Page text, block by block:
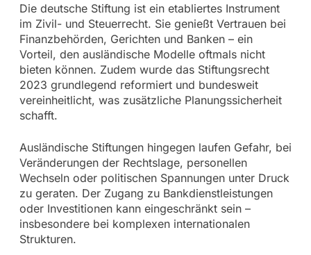
Die deutsche Stiftung ist ein etabliertes Instrument
im Zivil- und Steuerrecht. Sie genießt Vertrauen bei
Finanzbehörden, Gerichten und Banken – ein
Vorteil, den ausländische Modelle oftmals nicht
bieten können. Zudem wurde das Stiftungsrecht
2023 grundlegend reformiert und bundesweit
vereinheitlicht, was zusätzliche Planungssicherheit
schafft.
Ausländische Stiftungen hingegen laufen Gefahr, bei
Veränderungen der Rechtslage, personellen
Wechseln oder politischen Spannungen unter Druck
zu geraten. Der Zugang zu Bankdienstleistungen
oder Investitionen kann eingeschränkt sein –
insbesondere bei komplexen internationalen
Strukturen.